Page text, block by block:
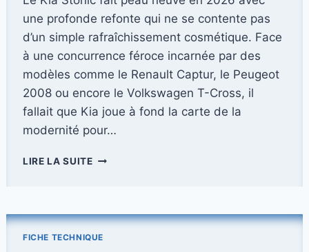
une profonde refonte qui ne se contente pas
d’un simple rafraîchissement cosmétique. Face
à une concurrence féroce incarnée par des
modèles comme le Renault Captur, le Peugeot
2008 ou encore le Volkswagen T-Cross, il
fallait que Kia joue à fond la carte de la
modernité pour…
LIRE LA SUITELE
RÉINVENTE
FICHE TECHNIQUE